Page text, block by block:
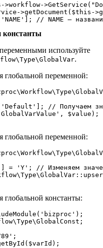
>workflow-
>getDocument($this-
// NAME —
константы
используйте
.
глобальной переменной:
// Получаем
глобальной переменной:
= 'Y'; // Изменяем
глобальной константы: